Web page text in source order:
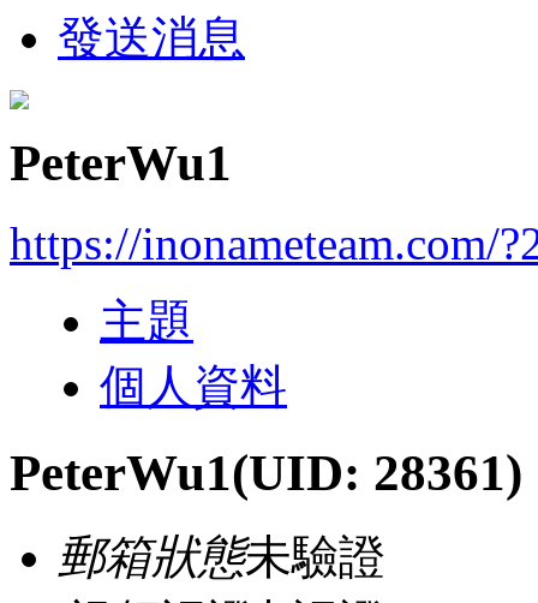
發送消息
PeterWu1
https://inonameteam.com/
主題
個人資料
PeterWu1(UID: 28361)
郵箱狀態未驗證